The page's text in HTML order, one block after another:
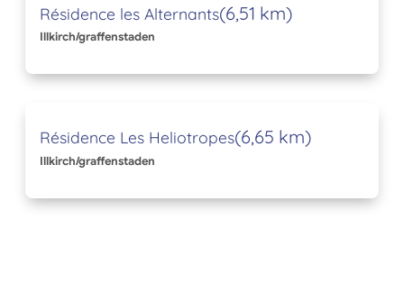
Résidence les Alternants(6,51 km)
Illkirch/graffenstaden
Résidence Les Heliotropes(6,65 km)
Illkirch/graffenstaden